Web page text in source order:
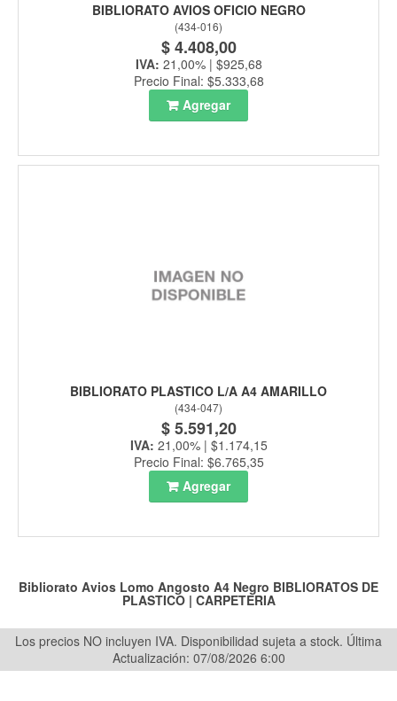
BIBLIORATO AVIOS OFICIO NEGRO
(434-016)
$ 4.408,00
IVA: 21,00% | $925,68
Precio Final: $5.333,68
Agregar
BIBLIORATO PLASTICO L/A A4 AMARILLO
(434-047)
$ 5.591,20
IVA: 21,00% | $1.174,15
Precio Final: $6.765,35
Agregar
Bibliorato Avios Lomo Angosto A4 Negro BIBLIORATOS DE
PLASTICO| CARPETERIA
Los precios NO incluyen IVA. Disponibilidad sujeta a stock. Última
Actualización: 07/08/2026 6:00